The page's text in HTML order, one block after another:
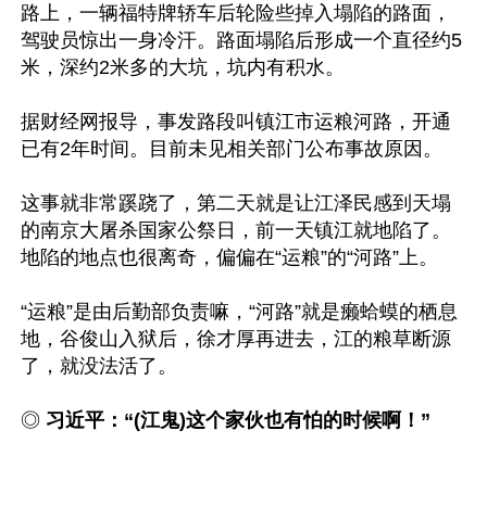
路上，一辆福特牌轿车后轮险些掉入塌陷的路面，
驾驶员惊出一身冷汗。路面塌陷后形成一个直径约5
米，深约2米多的大坑，坑内有积水。
据财经网报导，事发路段叫镇江市运粮河路，开通
已有2年时间。目前未见相关部门公布事故原因。
这事就非常蹊跷了，第二天就是让江泽民感到天塌
的南京大屠杀国家公祭日，前一天镇江就地陷了。
地陷的地点也很离奇，偏偏在“运粮”的“河路”上。
“运粮”是由后勤部负责嘛，“河路”就是癞蛤蟆的栖息
地，谷俊山入狱后，徐才厚再进去，江的粮草断源
了，就没法活了。
◎ 习近平：“(江鬼)这个家伙也有怕的时候啊！”